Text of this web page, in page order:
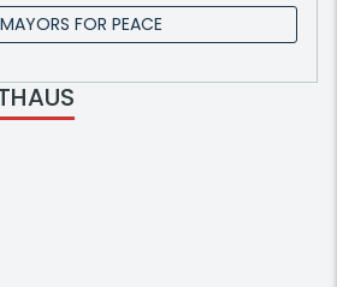
MAYORS FOR PEACE